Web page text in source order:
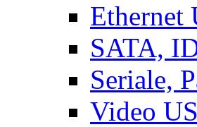
Ethernet
SATA,
Seriale,
Video